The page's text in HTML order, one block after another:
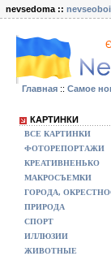
nevsedoma :: nevseoboi
Главная :: Самое
КАРТИНКИ
ВСЕ КАРТИНКИ
ФОТОРЕПОРТАЖИ
КРЕАТИВНЕНЬКО
МАКРОСЪЕМКИ
ГОРОДА,
ПРИРОДА
СПОРТ
ИЛЛЮЗИИ
ЖИВОТНЫЕ